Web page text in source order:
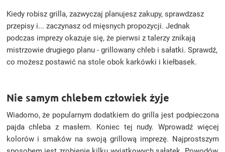
Kiedy robisz grilla, zazwyczaj planujesz zakupy, sprawdzasz
przepisy i... zaczynasz od mięsnych propozycji. Jednak
podczas imprezy okazuje się, że pierwsi z talerzy znikają
mistrzowie drugiego planu - grillowany chleb i sałatki. Sprawdź,
co możesz postawić na stole obok karkówki i kiełbasek.
Nie samym chlebem człowiek żyje
Wiadomo, że popularnym dodatkiem do grilla jest podpieczona
pajda chleba z masłem. Koniec tej nudy. Wprowadź więcej
kolorów i smaków na swoją grillową imprezę. Najprostszym